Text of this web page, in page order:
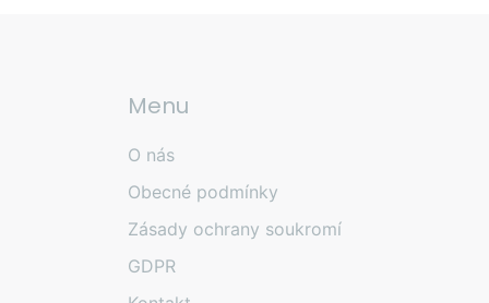
Menu
O nás
Obecné podmínky
Zásady ochrany soukromí
GDPR